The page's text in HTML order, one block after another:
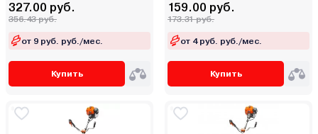
327.00 руб.
356.43 руб.
от 9 руб. руб./мес.
Купить
159.00 руб.
173.31 руб.
от 4 руб. руб./мес.
Купить